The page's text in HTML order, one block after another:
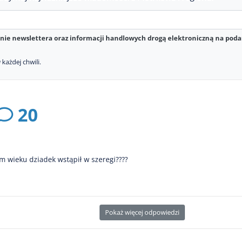
newslettera oraz informacji handlowych drogą elektroniczną na
chwili.
20
wieku dziadek wstąpił w szeregi????
Pokaż więcej odpowiedzi